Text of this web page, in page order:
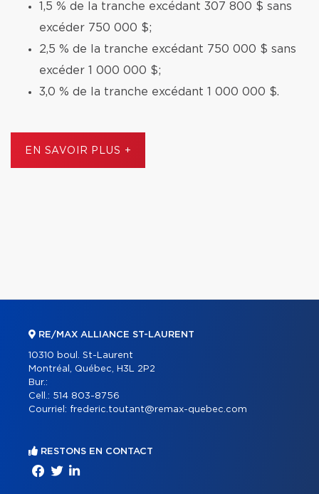
1,5 % de la tranche excédant 307 800 $ sans
excéder 750 000 $;
2,5 % de la tranche excédant 750 000 $ sans
excéder 1 000 000 $;
3,0 % de la tranche excédant 1 000 000 $.
EN SAVOIR PLUS +
RE/MAX ALLIANCE ST-LAURENT
10310 boul. St-Laurent
Montréal, Québec, H3L 2P2
Bur.:
Cell.: 514 803-8756
Courriel: frederic.toutant@remax-quebec.com
RESTONS EN CONTACT